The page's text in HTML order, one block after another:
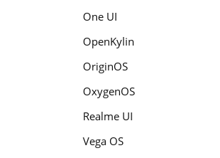
One UI
OpenKylin
OriginOS
OxygenOS
Realme UI
Vega OS